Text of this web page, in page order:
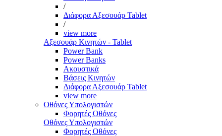
/
Διάφορα Αξεσουάρ Tablet
/
view more
Αξεσουάρ Κινητών - Tablet
Power Bank
Power Banks
Ακουστικά
Βάσεις Κινητών
Διάφορα Αξεσουάρ Tablet
view more
Οθόνες Υπολογιστών
Φορητές Οθόνες
Οθόνες Υπολογιστών
Φορητές Οθόνες